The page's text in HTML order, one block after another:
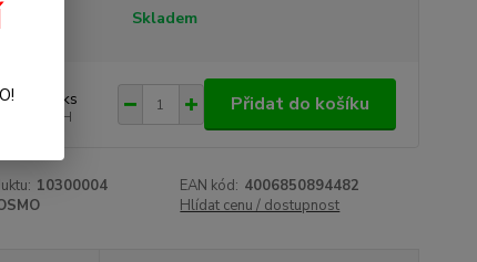
Skladem
Kč ks
bez DPH
Přidat do košíku
10300004 EAN kód: 4006850894482
Hlídat cenu / dostupnost